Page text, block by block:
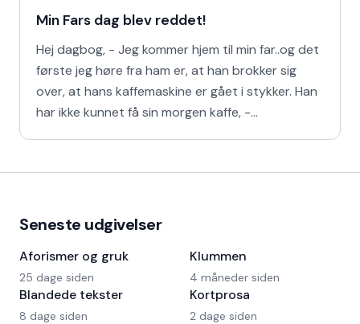
Min Fars dag blev reddet!
Hej dagbog, - Jeg kommer hjem til min far..og det
første jeg høre fra ham er, at han brokker sig
over, at hans kaffemaskine er gået i stykker. Han
har ikke kunnet få sin morgen kaffe, -
Seneste udgivelser
Aforismer og gruk
25 dage siden
Blandede tekster
8 dage siden
Klummen
4 måneder siden
Kortprosa
2 dage siden